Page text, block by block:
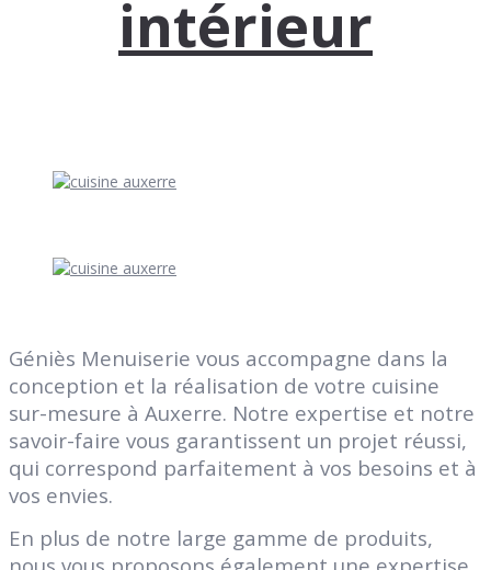
intérieur
Géniès Menuiserie vous accompagne dans la
conception et la réalisation de votre cuisine
sur-mesure à Auxerre. Notre expertise et notre
savoir-faire vous garantissent un projet réussi,
qui correspond parfaitement à vos besoins et à
vos envies.
En plus de notre large gamme de produits,